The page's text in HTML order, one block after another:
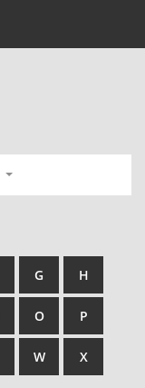
G H
O P
W X